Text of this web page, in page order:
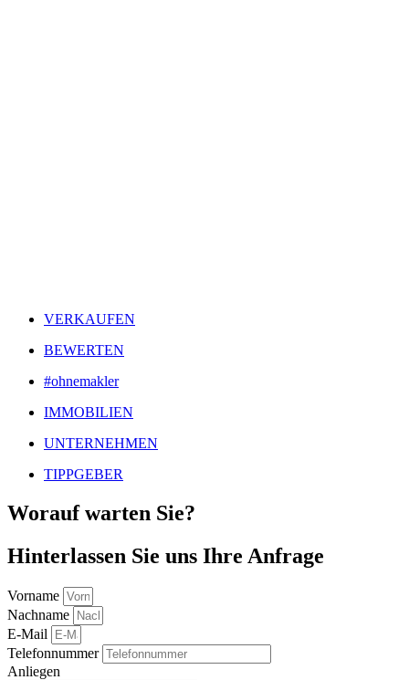
VERKAUFEN
BEWERTEN
#ohnemakler
IMMOBILIEN
UNTERNEHMEN
TIPPGEBER
Worauf warten Sie?
Hinterlassen Sie uns Ihre Anfrage
Vorname
Nachname
E-Mail
Telefonnummer
Anliegen